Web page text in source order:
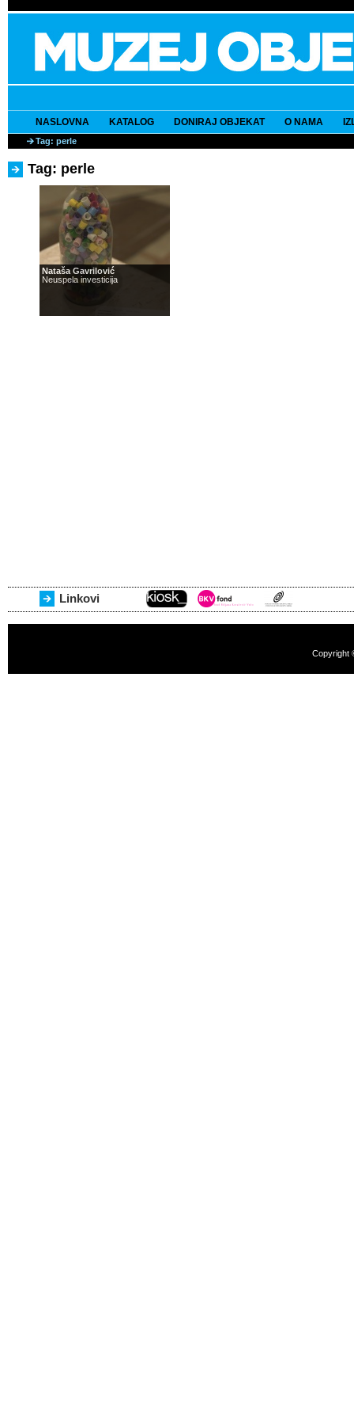
NASLOVNA KATALOG DONIRAJ OBJEKAT O NAMA
Tag: perle
Tag: perle
Nataša Gavrilović
Neuspela investicija
Linkovi
Copyright